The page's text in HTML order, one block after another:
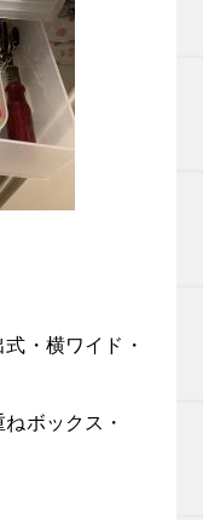
・横ワイド・
ボックス・